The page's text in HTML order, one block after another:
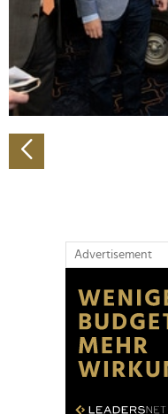
Wir verwenden
personalisieren,
zu können und die
analysieren.
Verwendung unserer
Partner führen diese
weiteren Daten
Advertisement